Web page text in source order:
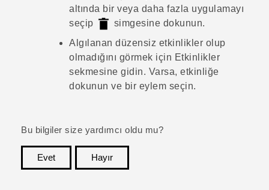
altında bir veya daha fazla uygulamayı
seçip
simgesine dokunun.
Algılanan düzensiz etkinlikler olup
olmadığını görmek için Etkinlikler
sekmesine gidin. Varsa, etkinliğe
dokunun ve bir eylem seçin.
Bu bilgiler size yardımcı oldu mu?
Evet
Hayır